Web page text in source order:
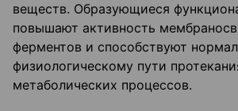
веществ. Образующиеся
повышают активность
ферментов и способствуют
физиологическому пути
метаболических процессов.